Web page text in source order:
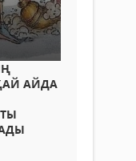
АЙДА